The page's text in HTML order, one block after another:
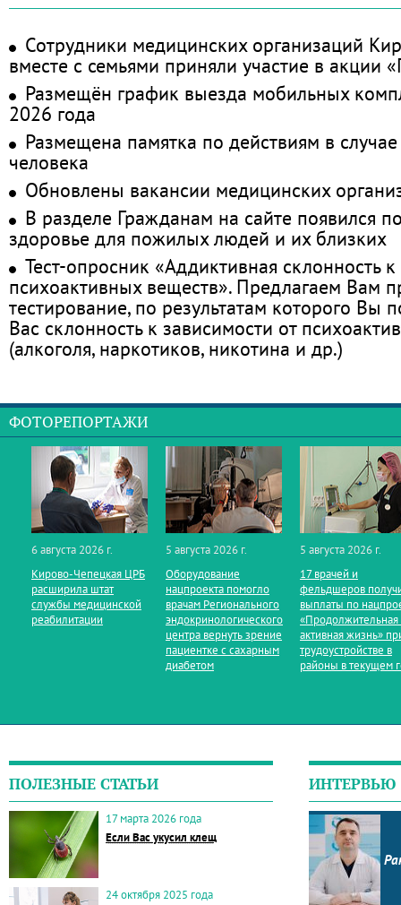
Сотрудники медицинских организаций
вместе с семьями приняли участие в акции
Размещён график выезда мобильных
2026 года
Размещена памятка по действиям в
человека
Обновлены вакансии медицинских
В разделе Гражданам на сайте появился
здоровье для пожилых людей и их близких
Тест-опросник «Аддиктивная склонность
психоактивных веществ». Предлагаем Вам
тестирование, по результатам которого Вы
Вас склонность к зависимости от
(алкоголя, наркотиков, никотина и др.)
ФОТОРЕПОРТАЖИ
6 августа 2026 г.
Кирово‑Чепецкая ЦРБ
расширила штат
службы медицинской
реабилитации
5 августа 2026 г.
Оборудование
нацпроекта помогло
врачам Регионального
эндокринологического
центра вернуть зрение
пациентке с сахарным
диабетом
5 августа 2026 г.
17 врачей и
фельдшеров
выплаты по
«Продолжительная
активная жизнь»
трудоустройстве в
районы в текущем
ПОЛЕЗНЫЕ СТАТЬИ
17 марта 2026 года
Если Вас укусил клещ
24 октября 2025 года
ИНТЕРВЬЮ